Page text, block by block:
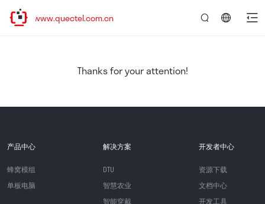
https://www.quectel.com.cn
Thanks for your attention!
产品中心
蜂窝模组
单板电脑
解决方案
DTU
智慧农业
智能穿戴
开发者中心
资源下载
文档中心
开发工具